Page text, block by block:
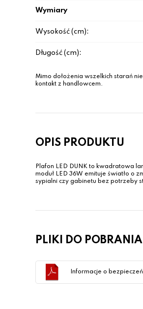
Wymiary
Wysokość (cm):
Długość (cm):
Mimo dołożenia wszelkich starań
kontakt z handlowcem.
OPIS PRODUKTU
Plafon LED DUNK to kwadratowa
moduł LED 36W emituje światło o
sypialni czy gabinetu bez potrzeby
PLIKI DO POBRANIA
Informacje o